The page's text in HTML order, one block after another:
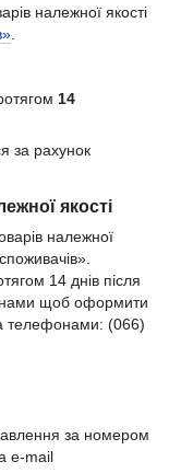
належної якості
14
за рахунок
якості
належної
14 днів після
нами щоб оформити
телефонами: (066)
за номером
e-mail